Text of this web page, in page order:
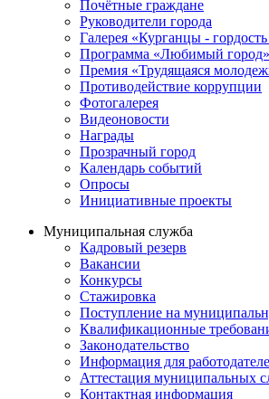
Почётные граждане
Руководители города
Галерея «Курганцы - гордость
Программа «Любимый город»
Премия «Трудящаяся
Противодействие коррупции
Фотогалерея
Видеоновости
Награды
Прозрачный город
Календарь событий
Опросы
Инициативные проекты
Муниципальная служба
Кадровый резерв
Вакансии
Конкурсы
Стажировка
Поступление на
Квалификационные
Законодательство
Информация для
Аттестация муниципальных
Контактная информация